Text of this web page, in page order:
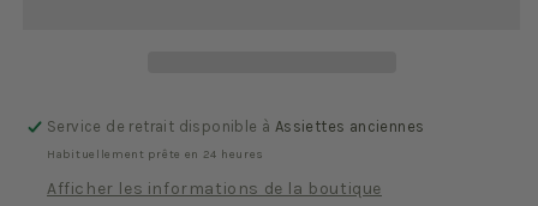
Service de retrait disponible à Assiettes anciennes
Habituellement prête en 24 heures
Afficher les informations de la boutique